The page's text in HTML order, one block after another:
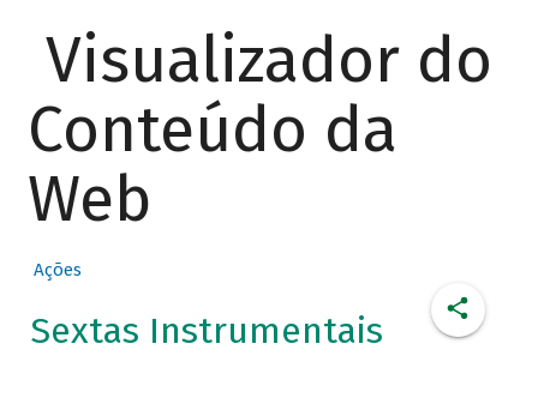
Visualizador do
Conteúdo da
Web
Ações
Sextas Instrumentais